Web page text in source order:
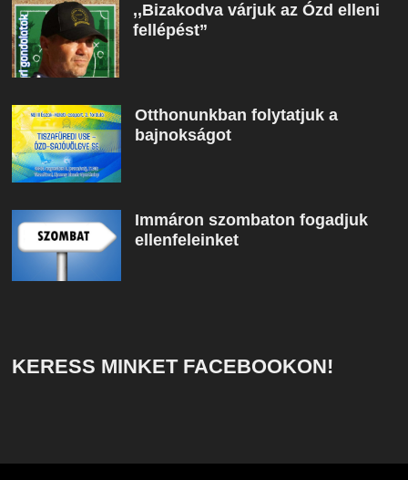
,,Bizakodva várjuk az Ózd elleni
fellépést”
Otthonunkban folytatjuk a
bajnokságot
Immáron szombaton fogadjuk
ellenfeleinket
KERESS MINKET FACEBOOKON!